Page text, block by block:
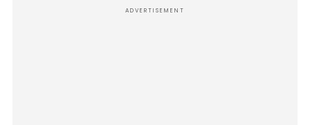
ADVERTISEMENT